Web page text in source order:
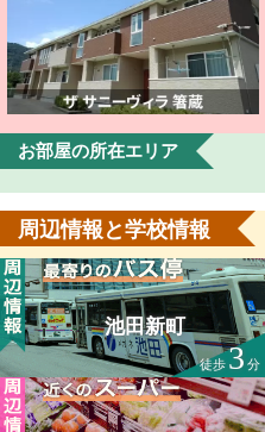
お部屋の所在エリア
周辺情報と学校情報
池田新町
徒歩3分